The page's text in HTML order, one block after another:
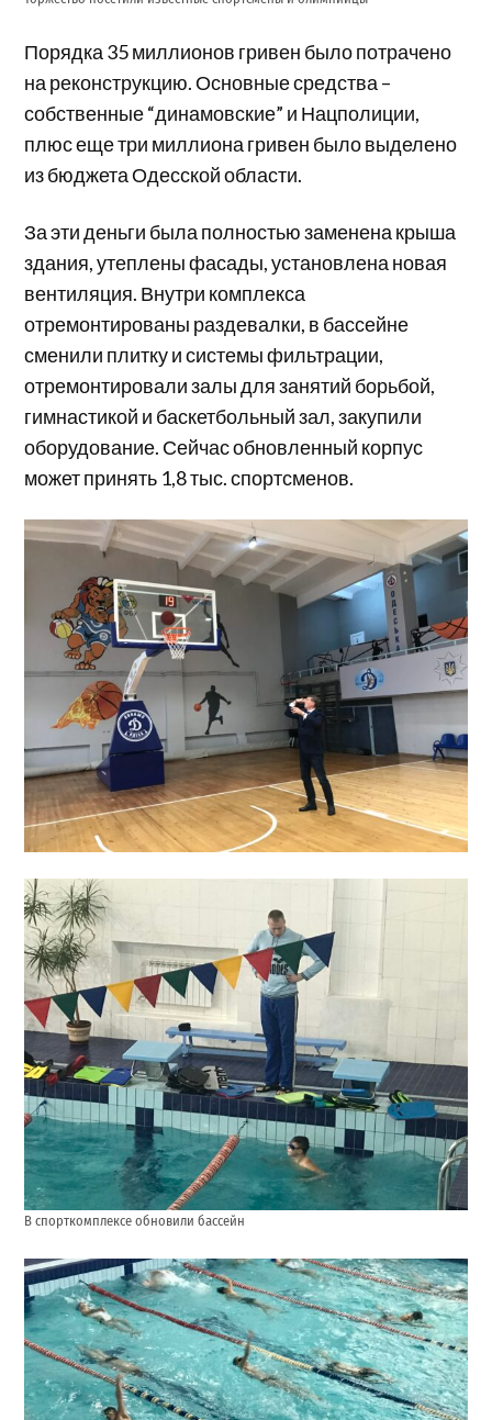
Порядка 35 миллионов гривен было потрачено
на реконструкцию. Основные средства –
собственные “динамовские” и Нацполиции,
плюс еще три миллиона гривен было выделено
из бюджета Одесской области.
За эти деньги была полностью заменена крыша
здания, утеплены фасады, установлена новая
вентиляция. Внутри комплекса
отремонтированы раздевалки, в бассейне
сменили плитку и системы фильтрации,
отремонтировали залы для занятий борьбой,
гимнастикой и баскетбольный зал, закупили
оборудование. Сейчас обновленный корпус
может принять 1,8 тыс. спортсменов.
В спорткомплексе обновили бассейн